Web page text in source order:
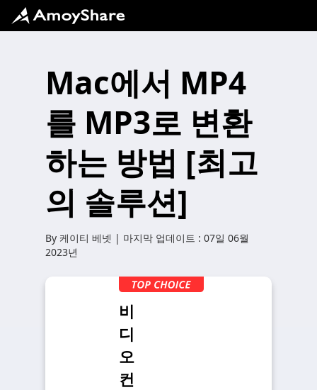
Mac에서 MP4
를 MP3로 변환
하는 방법 [최고
의 솔루션]
By 케이티 베넷 | 마지막 업데이트 : 07일 06월
2023년
비
디
오
컨